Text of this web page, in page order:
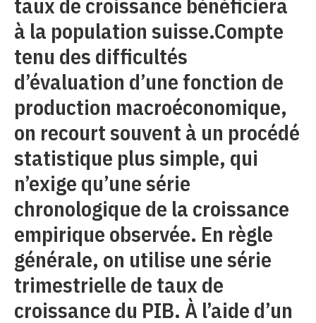
à la population suisse.Compte
tenu des difficultés
d’évaluation d’une fonction de
production macroéconomique,
on recourt souvent à un procédé
statistique plus simple, qui
n’exige qu’une série
chronologique de la croissance
empirique observée. En règle
générale, on utilise une série
trimestrielle de taux de
croissance du PIB. À l’aide d’un